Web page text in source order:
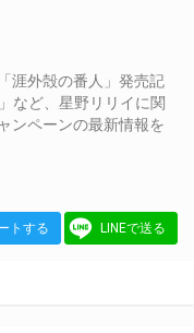
涯外殻の番人」発売記
など、星野リリイに関
ンペーンの最新情報を
トする LINEで送る